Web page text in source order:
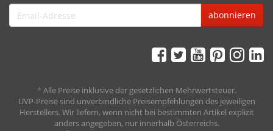
Email-
Adresse
abonnieren
*Alle Preise inklusive der gesetzlichen Mehrwertsteuer.
UVP-Preise sind unverbindliche Preisempfehlungen des jeweiligen
Herstellers. Wir liefern, wenn nicht bei bestimmten Artikel explizit
anders angegeben, nur innerhalb Österreichs.